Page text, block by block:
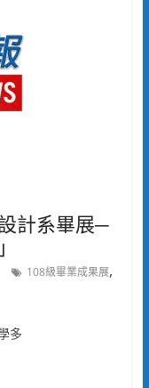
計系畢展─
108級畢業成果展,
多